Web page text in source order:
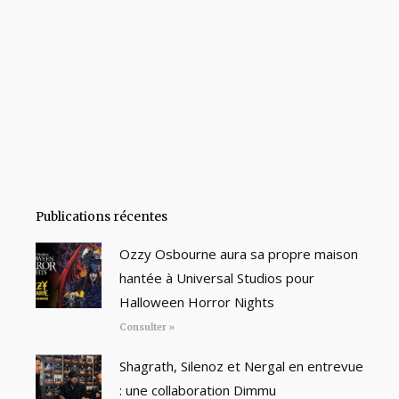
Publications récentes
Ozzy Osbourne aura sa propre maison
hantée à Universal Studios pour
Halloween Horror Nights
Consulter »
Shagrath, Silenoz et Nergal en entrevue
: une collaboration Dimmu